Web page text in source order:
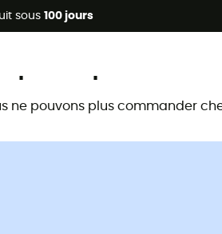
sous 100 jours
dès 2 produits* code Summer5
ne pouvons plus commander